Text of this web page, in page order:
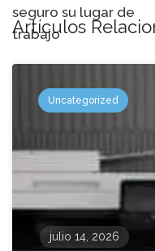
seguro su lugar de
trabajo
Artículos
Uncategorized
julio 14, 2026